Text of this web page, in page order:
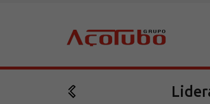
Sobre a Açotubo